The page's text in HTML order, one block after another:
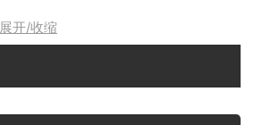
展开/收缩